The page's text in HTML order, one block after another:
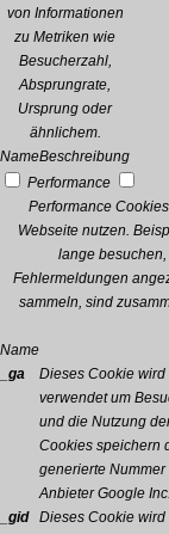
von Informationen
zu Metriken wie
Besucherzahl,
Absprungrate,
Ursprung oder
ähnlichem.
NameBeschreibung
Performance
Performance
Webseite nutzen.
lange
Fehlermeldungen
sammeln, sind
Name
_ga
Dieses Cookie
verwendet um
und die Nutzung
Cookies speichern
generierte
Anbieter Google Inc.
_gid
Dieses Cookie